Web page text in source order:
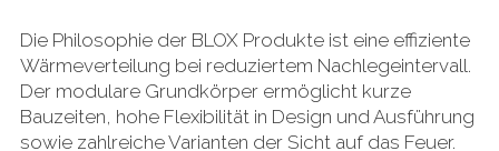
Die Philosophie der BLOX Produkte ist eine effiziente
Wärmeverteilung bei reduziertem Nachlegeintervall.
Der modulare Grundkörper ermöglicht kurze
Bauzeiten, hohe Flexibilität in Design und Ausführung
sowie zahlreiche Varianten der Sicht auf das Feuer.